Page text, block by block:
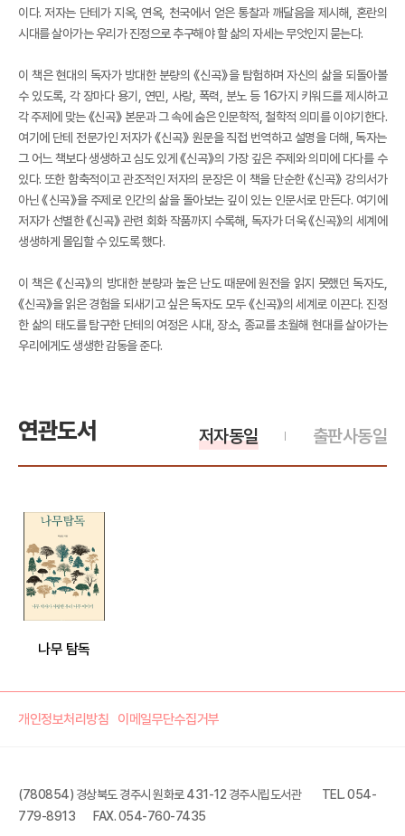
이다. 저자는 단테가 지옥, 연옥, 천국에서 얻은 통찰과 깨달음을 제시해, 혼란의
시대를 살아가는 우리가 진정으로 추구해야 할 삶의 자세는 무엇인지 묻는다.
이 책은 현대의 독자가 방대한 분량의 《신곡》을 탐험하며 자신의 삶을 되돌아볼
수 있도록, 각 장마다 용기, 연민, 사랑, 폭력, 분노 등 16가지 키워드를 제시하고
각 주제에 맞는 《신곡》 본문과 그 속에 숨은 인문학적, 철학적 의미를 이야기한다.
여기에 단테 전문가인 저자가 《신곡》 원문을 직접 번역하고 설명을 더해, 독자는
그 어느 책보다 생생하고 심도 있게 《신곡》의 가장 깊은 주제와 의미에 다다를 수
있다. 또한 함축적이고 관조적인 저자의 문장은 이 책을 단순한 《신곡》 강의서가
아닌 《신곡》을 주제로 인간의 삶을 돌아보는 깊이 있는 인문서로 만든다. 여기에
저자가 선별한 《신곡》 관련 회화 작품까지 수록해, 독자가 더욱 《신곡》의 세계에
생생하게 몰입할 수 있도록 했다.
이 책은 《신곡》의 방대한 분량과 높은 난도 때문에 원전을 읽지 못했던 독자도,
《신곡》을 읽은 경험을 되새기고 싶은 독자도 모두 《신곡》의 세계로 이끈다. 진정
한 삶의 태도를 탐구한 단테의 여정은 시대, 장소, 종교를 초월해 현대를 살아가는
우리에게도 생생한 감동을 준다.
연관도서 출판사동일
저자동일
나무 탐독
개인정보처리방침 이메일무단수집거부
(780854) 경상북도 경주시 원화로 431-12 경주시립도서관
TEL. 054-
779-8913
FAX. 054-760-7435